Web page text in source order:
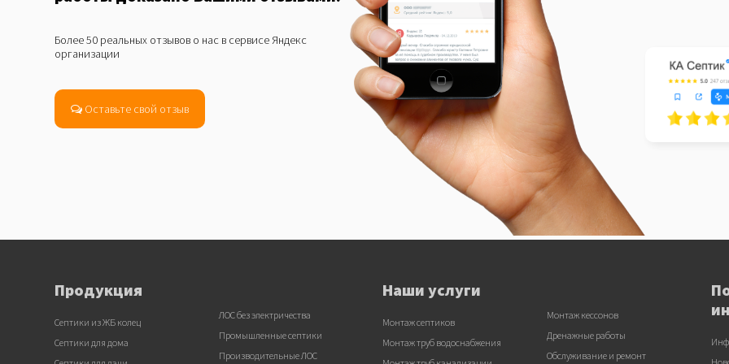
Более 50 реальных отзывов о нас в сервисе Яндекс
организации
Оставьте свой отзыв
Продукция
Септики из ЖБ колец
Септики для дома
ЛОС без электричества
Промышленные септики
Производительные ЛОС
Наши услуги
Монтаж септиков
Монтаж труб водоснабжения
Монтаж кессонов
Дренажные работы
Обслуживание и ремонт